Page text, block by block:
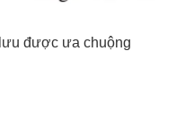
được ưa chuộng